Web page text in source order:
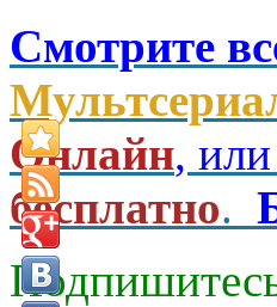
Смотрите
Онлайн, или
бесплатно.